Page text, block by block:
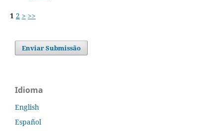
1 2 > >>
Enviar Submissão
Idioma
English
Español